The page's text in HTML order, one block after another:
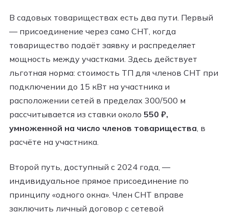
В садовых товариществах есть два пути. Первый
— присоединение через само СНТ, когда
товарищество подаёт заявку и распределяет
мощность между участками. Здесь действует
льготная норма: стоимость ТП для членов СНТ при
подключении до 15 кВт на участника и
расположении сетей в пределах 300/500 м
рассчитывается из ставки около 550 ₽,
умноженной на число членов товарищества , в
расчёте на участника.
Второй путь, доступный с 2024 года, —
индивидуальное прямое присоединение по
принципу «одного окна». Член СНТ вправе
заключить личный договор с сетевой